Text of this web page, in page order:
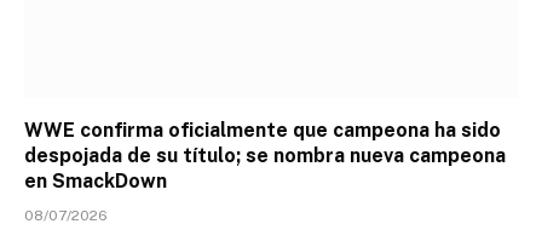
WWE confirma oficialmente que campeona ha sido
despojada de su título; se nombra nueva campeona
en SmackDown
08/07/2026